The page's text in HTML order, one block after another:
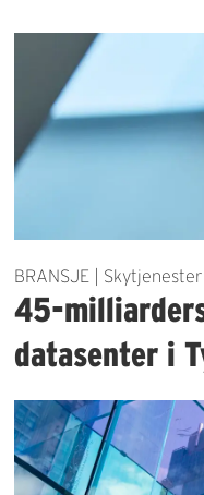
BRANSJE | Skytjenester
45-
datasenter i